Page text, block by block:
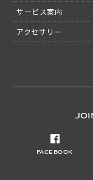
サービス案内
アクセサリー
Facebook